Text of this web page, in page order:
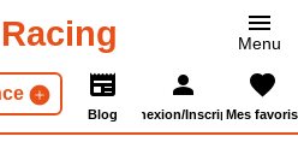
Menu
BlogConnexion/InscriptionMes favoris